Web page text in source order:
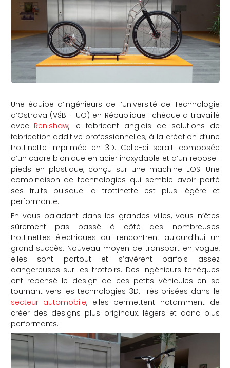
Une équipe d’ingénieurs de l’Université de Technologie
d’Ostrava (VŠB -TUO) en République Tchèque a travaillé
avec Renishaw, le fabricant anglais de solutions de
fabrication additive professionnelles, à la création d’une
trottinette imprimée en 3D. Celle-ci serait composée
d’un cadre bionique en acier inoxydable et d’un repose-
pieds en plastique, conçu sur une machine EOS. Une
combinaison de technologies qui semble avoir porté
ses fruits puisque la trottinette est plus légère et
performante.
En vous baladant dans les grandes villes, vous n’êtes
sûrement pas passé à côté des nombreuses
trottinettes électriques qui rencontrent aujourd’hui un
grand succès. Nouveau moyen de transport en vogue,
elles sont partout et s’avèrent parfois assez
dangereuses sur les trottoirs. Des ingénieurs tchèques
ont repensé le design de ces petits véhicules en se
tournant vers les technologies 3D. Très prisées dans le
secteur automobile, elles permettent notamment de
créer des designs plus originaux, légers et donc plus
performants.